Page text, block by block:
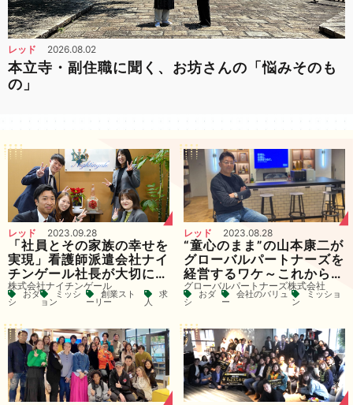
レッド 2026.08.02
本立寺・副住職に聞く、お坊さんの「悩みそのも
の」
レッド 2023.09.28
「社員とその家族の幸せを
実現」看護師派遣会社ナイ
チンゲール社長が大切にし
ていること
株式会社ナイチンゲール
おダ
シ
ミッシ
ョン
創業スト
ーリー
求
人
レッド 2023.08.28
“童心のまま”の山本康二が
グローバルパートナーズを
経営するワケ～これからの
日本を見据えて～
グローバルパートナーズ株式会社
おダ
シ
会社のバリュ
ー
ミッショ
ン